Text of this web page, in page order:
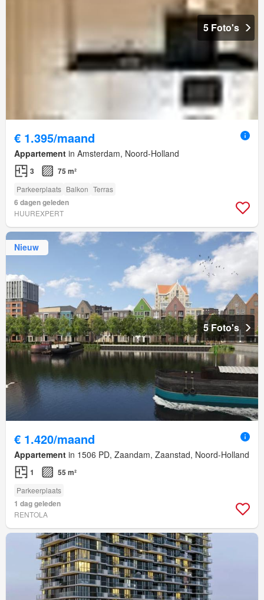
5 Foto's
€ 1.395/maand
Appartement in Amsterdam, Noord-Holland
3 75 m²
Parkeerplaats Balkon Terras
6 dagen geleden
HUUREXPERT
Nieuw
5 Foto's
€ 1.420/maand
Appartement in 1506 PD, Zaandam, Zaanstad, Noord-Holland
1 55 m²
Parkeerplaats
1 dag geleden
RENTOLA